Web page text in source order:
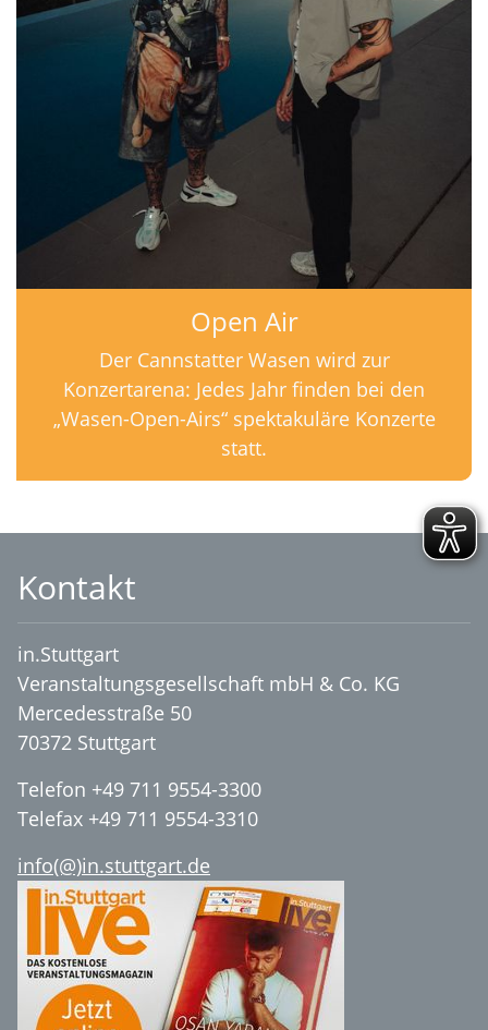
Open Air
Der Cannstatter Wasen wird zur
Konzertarena: Jedes Jahr finden bei den
„Wasen-Open-Airs“ spektakuläre Konzerte
statt.
Kontakt
in.Stuttgart
Veranstaltungsgesellschaft mbH & Co. KG
Mercedesstraße 50
70372 Stuttgart
Telefon +49 711 9554-3300
Telefax +49 711 9554-3310
info(@)in.stuttgart.de